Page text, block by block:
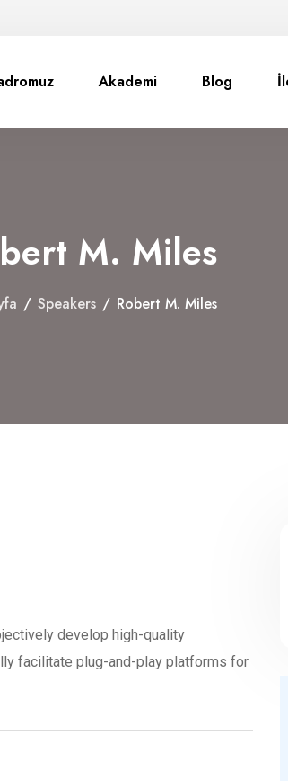
Akademi Blog
M. Miles
/ Speakers / Robert M. Miles
develop high-quality
facilitate plug-and-play platforms for